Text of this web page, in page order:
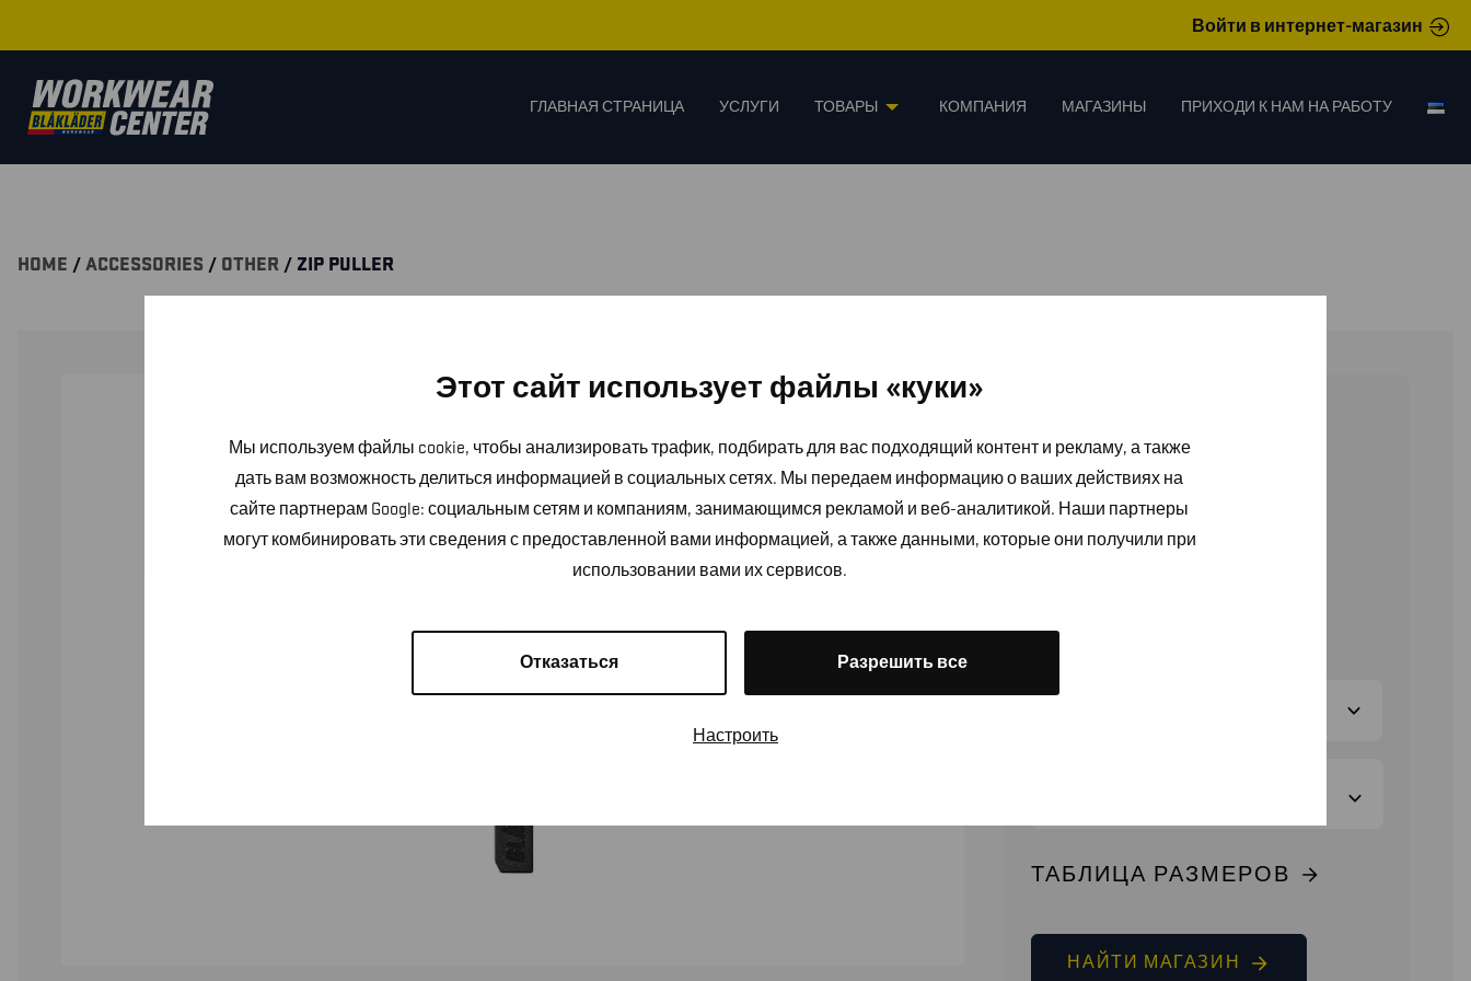
Этот сайт использует файлы «куки»
Мы используем файлы cookie, чтобы анализировать трафик, подбирать для вас подходящий контент и рекламу, а также
дать вам возможность делиться информацией в социальных сетях. Мы передаем информацию о ваших действиях на
сайте партнерам Google: социальным сетям и компаниям, занимающимся рекламой и веб-аналитикой. Наши партнеры
могут комбинировать эти сведения с предоставленной вами информацией, а также данными, которые они получили при
использовании вами их сервисов.
Отказаться Разрешить все
Настроить
Войти в интернет-магазин
ГЛАВНАЯ СТРАНИЦА УСЛУГИ ТОВАРЫ КОМПАНИЯ МАГАЗИНЫ ПРИХОДИ К НАМ НА РАБОТУ
HOME /ACCESSORIES / OTHER / ZIP PULLER
ZIP PULLER
6,20€
ТАБЛИЦА РАЗМЕРОВ
НАЙТИ МАГАЗИН